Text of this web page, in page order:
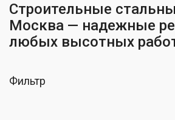
Строительные
Москва — надежные
любых высотных
Фильтр